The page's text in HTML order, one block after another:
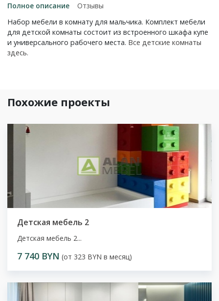
Полное описание
Отзывы
Набор мебели в комнату для мальчика. Комплект мебели
для детской комнаты состоит из встроенного шкафа купе
и универсального рабочего места. Все детские комнаты
здесь.
Похожие проекты
Детская мебель 2
Детская мебель 2...
7 740 BYN (от 323 BYN в месяц)